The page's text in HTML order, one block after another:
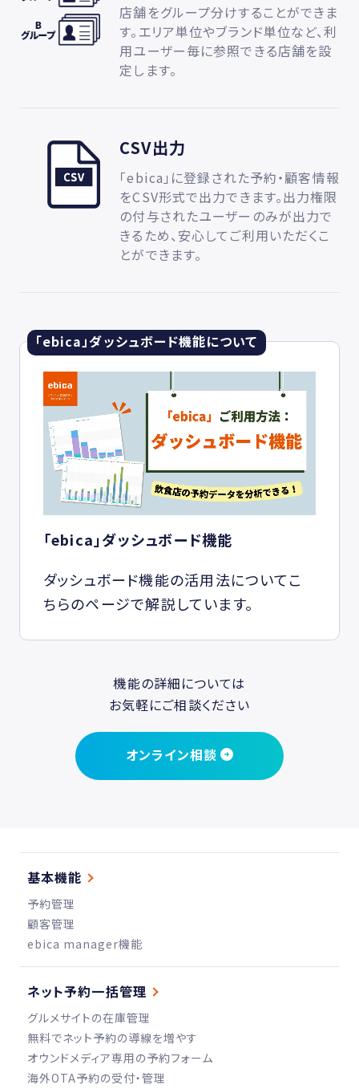
店舗をグループ分けすることができま
す。エリア単位やブランド単位など、利
用ユーザー毎に参照できる店舗を設
定します。
CSV出力
「ebica」に登録された予約・顧客情報
をCSV形式で出力できます。出力権限
の付与されたユーザーのみが出力で
きるため、安心してご利用いただくこ
とができます。
「ebica」ダッシュボード機能について
「ebica」ダッシュボード機能
ダッシュボード機能の活用法についてこ
ちらのページで解説しています。
機能の詳細については
お気軽にご相談ください
オンライン相談
基本機能
予約管理
顧客管理
ebica manager機能
ネット予約一括管理
グルメサイトの在庫管理
無料でネット予約の導線を増やす
オウンドメディア専用の予約フォーム
海外OTA予約の受付・管理